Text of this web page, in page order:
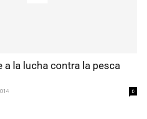
a la lucha contra la pesca
0